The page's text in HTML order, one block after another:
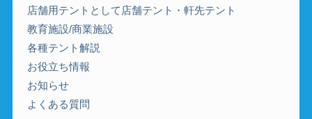
店舗用テントとして店舗テント・軒先テント
教育施設/商業施設
各種テント解説
お役立ち情報
お知らせ
よくある質問